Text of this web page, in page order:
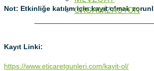
ORGANİZASYON
Not: Etkinliğe katılım için kayıt olmak
Kayıt Linki:
https://www.eticaretgunleri.com/kayit-ol/